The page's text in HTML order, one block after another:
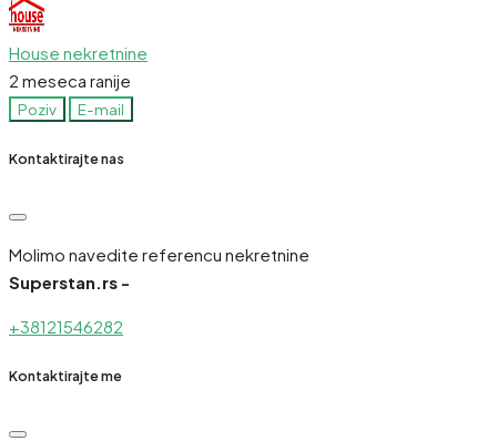
House nekretnine
2 meseca ranije
Poziv E-mail
Kontaktirajte nas
Molimo navedite referencu nekretnine
Superstan.rs -
+38121546282
Kontaktirajte me